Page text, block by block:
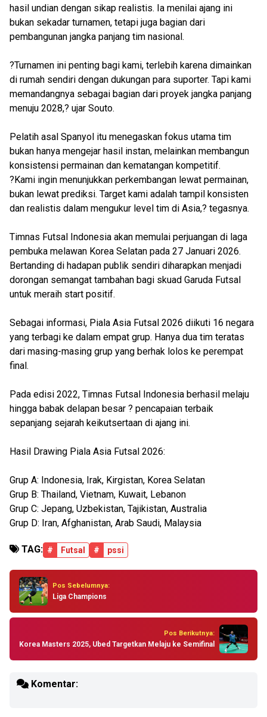
hasil undian dengan sikap realistis. Ia menilai ajang ini
bukan sekadar turnamen, tetapi juga bagian dari
pembangunan jangka panjang tim nasional.
?Turnamen ini penting bagi kami, terlebih karena dimainkan
di rumah sendiri dengan dukungan para suporter. Tapi kami
memandangnya sebagai bagian dari proyek jangka panjang
menuju 2028,? ujar Souto.
Pelatih asal Spanyol itu menegaskan fokus utama tim
bukan hanya mengejar hasil instan, melainkan membangun
konsistensi permainan dan kematangan kompetitif.
?Kami ingin menunjukkan perkembangan lewat permainan,
bukan lewat prediksi. Target kami adalah tampil konsisten
dan realistis dalam mengukur level tim di Asia,? tegasnya.
Timnas Futsal Indonesia akan memulai perjuangan di laga
pembuka melawan Korea Selatan pada 27 Januari 2026.
Bertanding di hadapan publik sendiri diharapkan menjadi
dorongan semangat tambahan bagi skuad Garuda Futsal
untuk meraih start positif.
Sebagai informasi, Piala Asia Futsal 2026 diikuti 16 negara
yang terbagi ke dalam empat grup. Hanya dua tim teratas
dari masing-masing grup yang berhak lolos ke perempat
final.
Pada edisi 2022, Timnas Futsal Indonesia berhasil melaju
hingga babak delapan besar ? pencapaian terbaik
sepanjang sejarah keikutsertaan di ajang ini.
Hasil Drawing Piala Asia Futsal 2026:
Grup A: Indonesia, Irak, Kirgistan, Korea Selatan
Grup B: Thailand, Vietnam, Kuwait, Lebanon
Grup C: Jepang, Uzbekistan, Tajikistan, Australia
Grup D: Iran, Afghanistan, Arab Saudi, Malaysia
TAG: # Futsal # pssi
Pos Sebelumnya:
Liga Champions
Pos Berikutnya:
Korea Masters 2025, Ubed Targetkan Melaju ke Semifinal
Komentar: